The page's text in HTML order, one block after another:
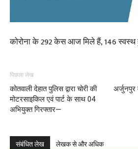
कोरोना के 292 केस आज मिले हैं, 146 स्वस्थ
पिछला लेख
कोतवाली देहात पुलिस द्वारा चोरी की
मोटरसाइकिल एवं पार्ट के साथ 04
अभियुक्त गिरफ्तार—
अर्जुनपुर
संबंधित लेख लेखक से और अधिक